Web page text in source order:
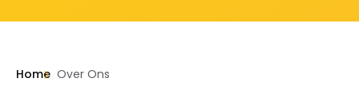
Home Over Ons